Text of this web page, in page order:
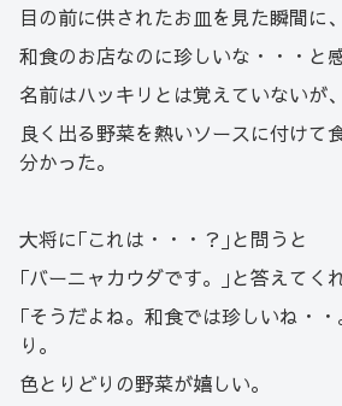
目の前に供されたお皿を見た瞬間に、
和食のお店なのに珍しいな・・・と
名前はハッキリとは覚えていないが
良く出る野菜を熱いソースに付けて
分かった。
大将に｢これは・・・？｣と問うと
｢バーニャカウダです。｣と答えてくれ
｢そうだよね。和食では珍しいね・
り。
色とりどりの野菜が嬉しい。